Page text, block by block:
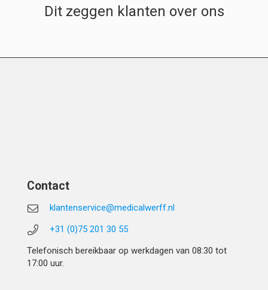
Dit zeggen klanten over ons
Contact
klantenservice@medicalwerff.nl
+31 (0)75 201 30 55
Telefonisch bereikbaar op werkdagen van 08:30 tot
17:00 uur.